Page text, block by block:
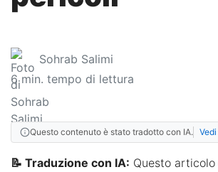
Sohrab Salimi
6min. tempo di lettura
Questo contenuto è stato tradotto con IA.
📝 Traduzione con IA: Questo